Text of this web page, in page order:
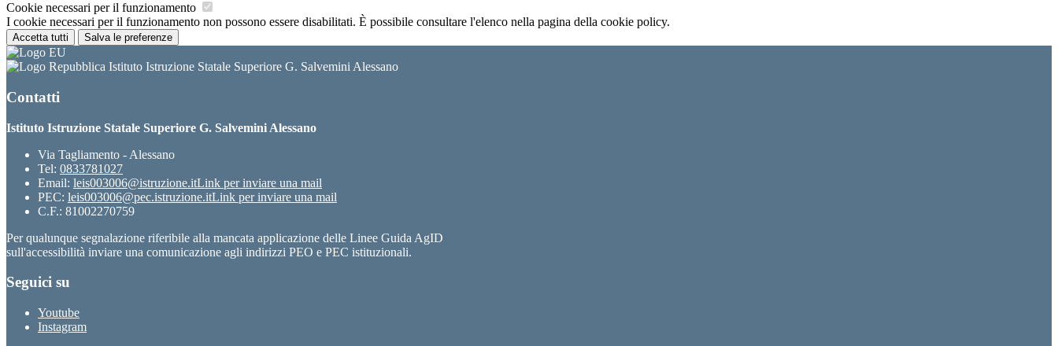
Cookie necessari per il funzionamento
I cookie necessari per il funzionamento non possono essere disabilitati. È possibile consultare l'elenco nella pagina della cookie policy.
Accetta tutti Salva le preferenze
Istituto Istruzione Statale Superiore G. Salvemini Alessano
Contatti
Istituto Istruzione Statale Superiore G. Salvemini Alessano
Via Tagliamento - Alessano
Tel: 0833781027
Email: leis003006@istruzione.itLink per inviare una mail
PEC: leis003006@pec.istruzione.itLink per inviare una mail
C.F.: 81002270759
Per qualunque segnalazione riferibile alla mancata applicazione delle Linee Guida AgID
sull'accessibilità inviare una comunicazione agli indirizzi PEO e PEC istituzionali.
Seguici su
Youtube
Instagram